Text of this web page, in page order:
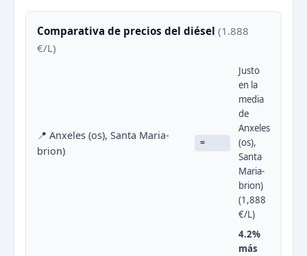
Comparativa de precios del diésel (1.888
€/L)
📍 Anxeles (os), Santa Maria-
brion)
=
Justo
en la
media
de
Anxeles
(os),
Santa
Maria-
brion)
(1,888
€/L)
4.2%
más